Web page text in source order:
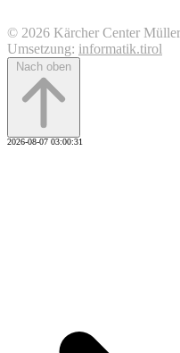
© 2026 Kärcher Center
Umsetzung: informatik.tirol
Nach oben
2026-08-07 03:00:31